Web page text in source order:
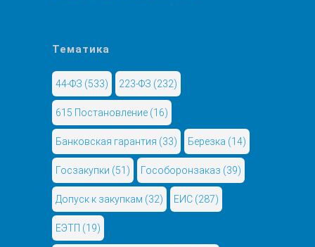
Тематика
44-ФЗ (533) 223-ФЗ (232)
615 Постановление (16)
Банковская гарантия (33) Березка (14)
Госзакупки (51) Гособоронзаказ (39)
Допуск к закупкам (32) ЕИС (287)
ЕЭТП (19)